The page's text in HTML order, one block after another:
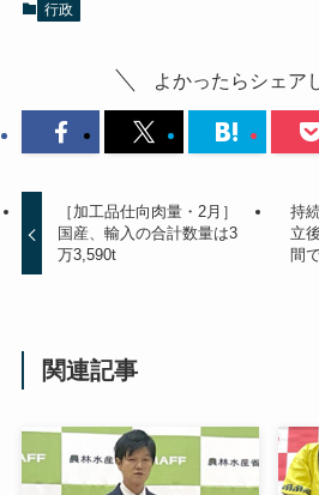
行政
よかったらシェア
［加工品仕向肉量・2月］
国産、輸入の合計数量は3
万3,590t
持
立
間
関連記事